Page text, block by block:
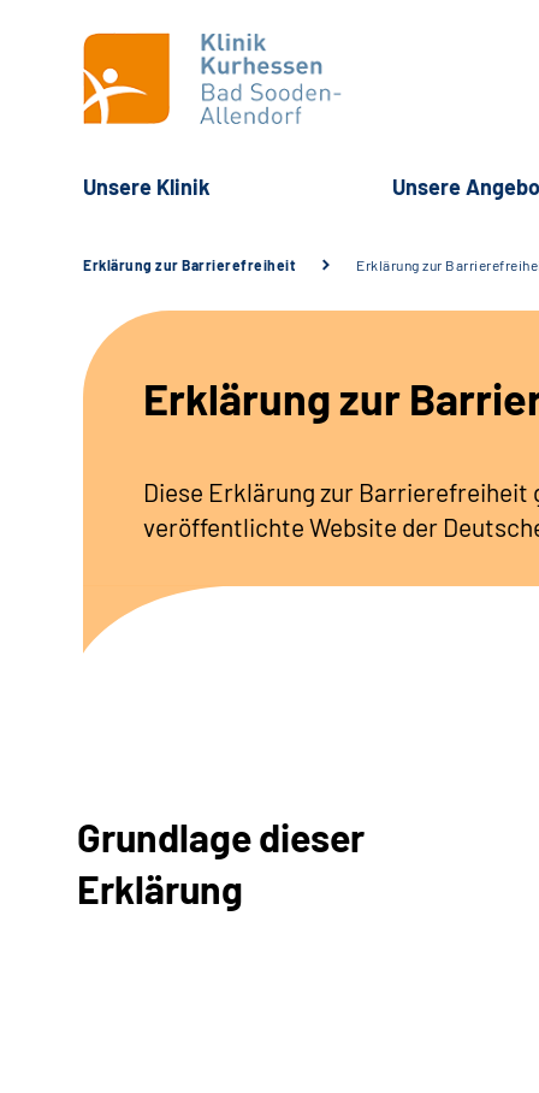
Unsere Klinik Unsere
Erklärung zur Barrierefreiheit Erklärung zur
Erklärung zur
Diese Erklärung zur Barrierefreiheit
veröffentlichte Website der
Grundlage dieser
Erklärung